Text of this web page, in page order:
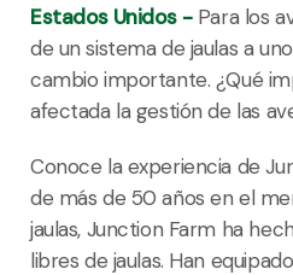
Estados Unidos -Para los
de un sistema de jaulas a
cambio importante. ¿Qué
afectada la gestión de las
Conoce la experiencia de
de más de 50 años en el
jaulas, Junction Farm ha
libres de jaulas. Han